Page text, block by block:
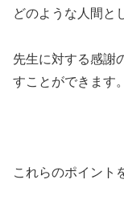
どのような人間と
先生に対する感謝
すことができます。
これらのポイント